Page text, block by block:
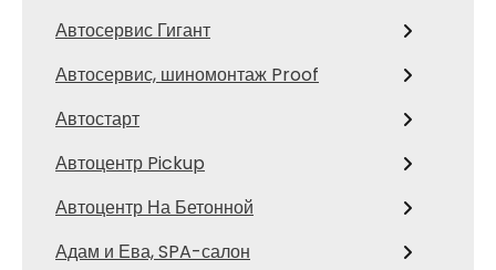
Автосервис Гигант
Автосервис, шиномонтаж Proof
Автостарт
Автоцентр Pickup
Автоцентр На Бетонной
Адам и Ева, SPA-салон